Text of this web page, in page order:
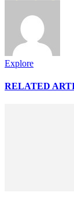
Explore
RELATED